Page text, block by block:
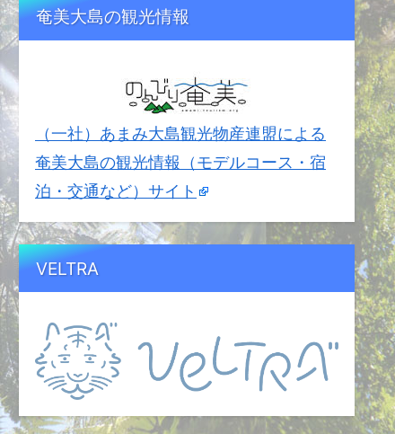
奄美大島の観光情報
（一社）あまみ大島観光物産連盟による
奄美大島の観光情報（モデルコース・宿
泊・交通など）サイト
VELTRA